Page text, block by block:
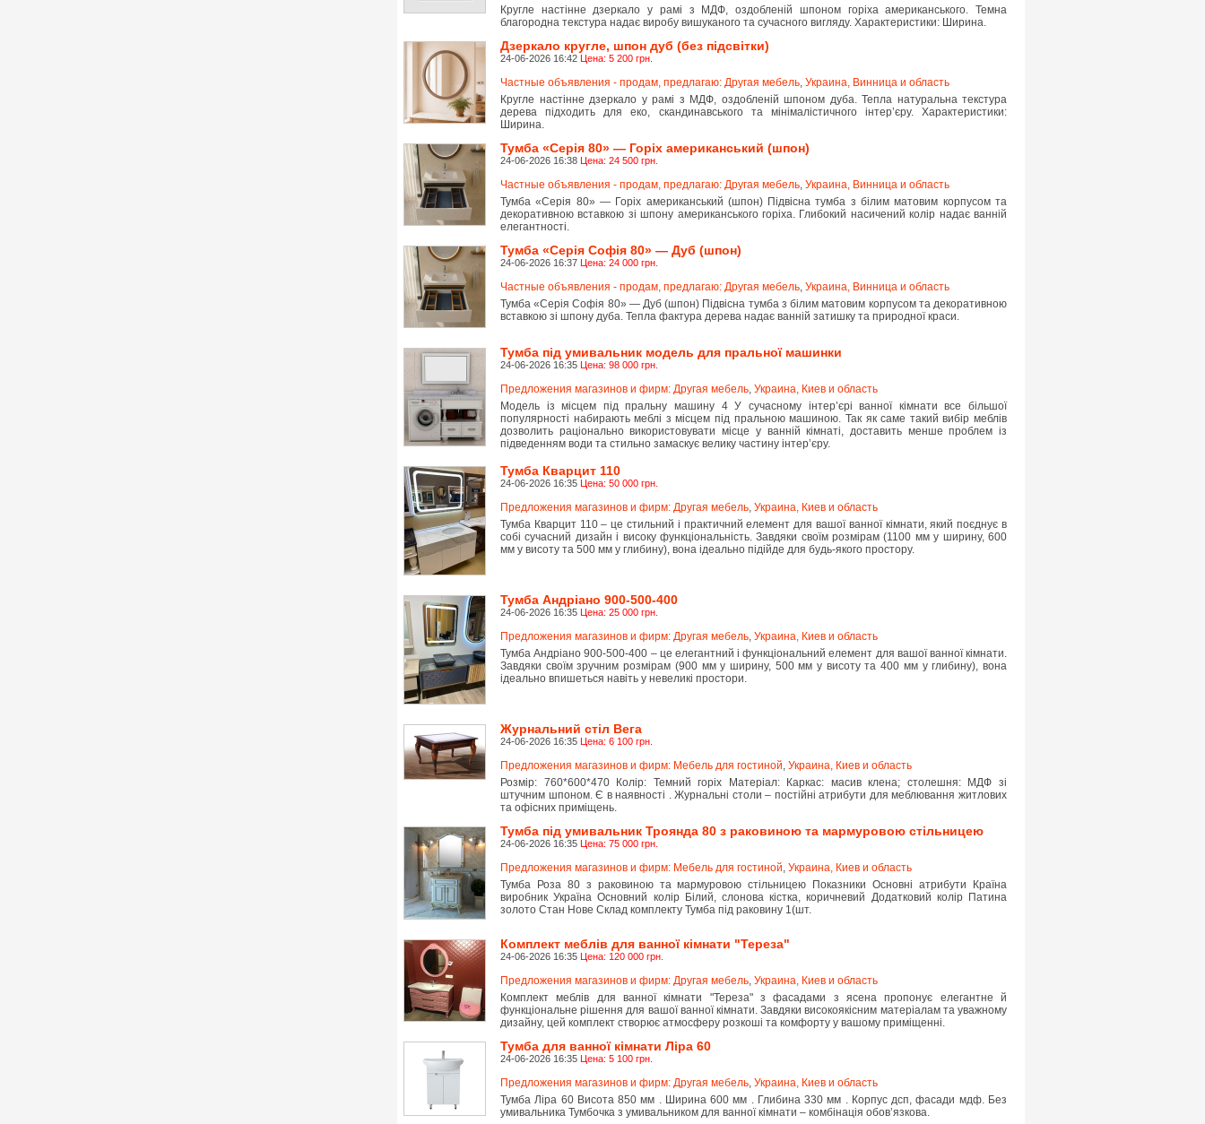
Кругле настінне дзеркало у рамі з МДФ, оздобленій шпоном горіха американського. Темна
благородна текстура надає виробу вишуканого та сучасного вигляду. Характеристики: Ширина.
Дзеркало кругле, шпон дуб (без підсвітки)
24-06-2026 16:42 Цена: 5 200 грн.
Частные объявления - продам, предлагаю: Другая мебель Украина, Винница и область
Кругле настінне дзеркало у рамі з МДФ, оздобленій шпоном дуба. Тепла натуральна текстура
дерева підходить для еко, скандинавського та мінімалістичного інтерʼєру. Характеристики:
Ширина.
Тумба «Серія 80» — Горіх американський (шпон)
24-06-2026 16:38 Цена: 24 500 грн.
Частные объявления - продам, предлагаю: Другая мебель Украина, Винница и область
Тумба «Серія 80» — Горіх американський (шпон) Підвісна тумба з білим матовим корпусом та
декоративною вставкою зі шпону американського горіха. Глибокий насичений колір надає ванній
елегантності.
Тумба «Серія Софія 80» — Дуб (шпон)
24-06-2026 16:37 Цена: 24 000 грн.
Частные объявления - продам, предлагаю: Другая мебель Украина, Винница и область
Тумба «Серія Софія 80» — Дуб (шпон) Підвісна тумба з білим матовим корпусом та декоративною
вставкою зі шпону дуба. Тепла фактура дерева надає ванній затишку та природної краси.
Тумба під умивальник модель для пральної машинки
24-06-2026 16:35 Цена: 98 000 грн.
Предложения магазинов и фирм: Другая мебель Украина, Киев и область
Модель із місцем під пральну машину 4 У сучасному інтер’єрі ванної кімнати все більшої
популярності набирають меблі з місцем під пральною машиною. Так як саме такий вибір меблів
дозволить раціонально використовувати місце у ванній кімнаті, доставить менше проблем із
підведенням води та стильно замаскує велику частину інтер’єру.
Тумба Кварцит 110
24-06-2026 16:35 Цена: 50 000 грн.
Предложения магазинов и фирм: Другая мебель Украина, Киев и область
Тумба Кварцит 110 – це стильний і практичний елемент для вашої ванної кімнати, який поєднує в
собі сучасний дизайн і високу функціональність. Завдяки своїм розмірам (1100 мм у ширину, 600
мм у висоту та 500 мм у глибину), вона ідеально підійде для будь-якого простору.
Тумба Андріано 900-500-400
24-06-2026 16:35 Цена: 25 000 грн.
Предложения магазинов и фирм: Другая мебель Украина, Киев и область
Тумба Андріано 900-500-400 – це елегантний і функціональний елемент для вашої ванної кімнати.
Завдяки своїм зручним розмірам (900 мм у ширину, 500 мм у висоту та 400 мм у глибину), вона
ідеально впишеться навіть у невеликі простори.
Журнальний стіл Вега
24-06-2026 16:35 Цена: 6 100 грн.
Предложения магазинов и фирм: Мебель для гостиной Украина, Киев и область
Розмір: 760*600*470 Колір: Темний горіх Матеріал: Каркас: масив клена; столешня: МДФ зі
штучним шпоном. Є в наявності . Журнальні столи – постійні атрибути для меблювання житлових
та офісних приміщень.
Тумба під умивальник Троянда 80 з раковиною та мармуровою стільницею
24-06-2026 16:35 Цена: 75 000 грн.
Предложения магазинов и фирм: Мебель для гостиной Украина, Киев и область
Тумба Роза 80 з раковиною та мармуровою стільницею Показники Основні атрибути Країна
виробник Україна Основний колір Білий, слонова кістка, коричневий Додатковий колір Патина
золото Стан Нове Склад комплекту Тумба під раковину 1(шт.
Комплект меблів для ванної кімнати "Тереза"
24-06-2026 16:35 Цена: 120 000 грн.
Предложения магазинов и фирм: Другая мебель Украина, Киев и область
Комплект меблів для ванної кімнати "Тереза" з фасадами з ясена пропонує елегантне й
функціональне рішення для вашої ванної кімнати. Завдяки високоякісним матеріалам та уважному
дизайну, цей комплект створює атмосферу розкоші та комфорту у вашому приміщенні.
Тумба для ванної кімнати Ліра 60
24-06-2026 16:35 Цена: 5 100 грн.
Предложения магазинов и фирм: Другая мебель Украина, Киев и область
Тумба Ліра 60 Висота 850 мм . Ширина 600 мм . Глибина 330 мм . Корпус дсп, фасади мдф. Без
умивальника Тумбочка з умивальником для ванної кімнати – комбінація обов’язкова.